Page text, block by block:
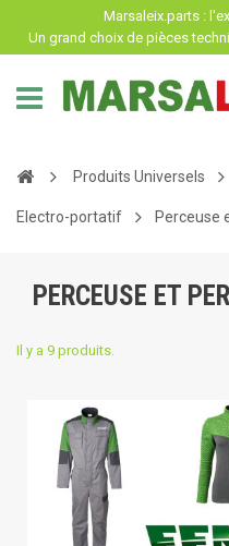
Marsaleix.parts :
Un grand choix de pièces
Produits Universels
Electro-portatif Perceuse
PERCEUSE ET
Il y a 9 produits.
Panneau de gestion des cookies